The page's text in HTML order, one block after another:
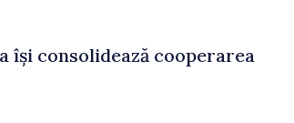
își consolidează cooperarea